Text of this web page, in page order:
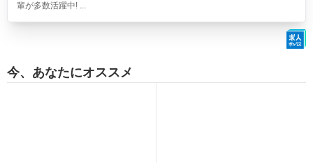
輩が多数活躍中! ...
今、あなたにオススメ